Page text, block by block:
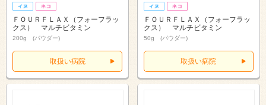
ＦＯＵＲＦＬＡＸ（フォーフラッ
クス） マルチビタミン
200g (パウダー)
取扱い病院
ＦＯＵＲＦＬＡＸ（フォーフラッ
クス） マルチビタミン
50g (パウダー)
取扱い病院